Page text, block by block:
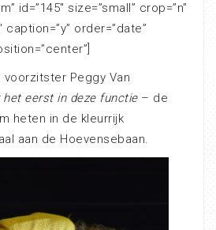
id=”145″ size=”small” crop=”n”
caption=”y” order=”date”
Peggy Van
het eerst in deze functie– de
heten in de kleurrijk
aan de Hoevensebaan.